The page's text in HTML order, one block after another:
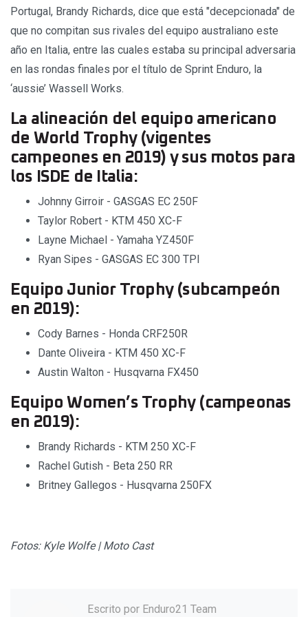
Portugal, Brandy Richards, dice que está "decepcionada" de
que no compitan sus rivales del equipo australiano este
año en Italia, entre las cuales estaba su principal adversaria
en las rondas finales por el título de Sprint Enduro, la
‘aussie’ Wassell Works.
La alineación del equipo americano
de World Trophy (vigentes
campeones en 2019) y sus motos para
los ISDE de Italia:
Johnny Girroir - GASGAS EC 250F
Taylor Robert - KTM 450 XC-F
Layne Michael - Yamaha YZ450F
Ryan Sipes - GASGAS EC 300 TPI
Equipo Junior Trophy (subcampeón
en 2019):
Cody Barnes - Honda CRF250R
Dante Oliveira - KTM 450 XC-F
Austin Walton - Husqvarna FX450
Equipo Women’s Trophy (campeonas
en 2019):
Brandy Richards - KTM 250 XC-F
Rachel Gutish - Beta 250 RR
Britney Gallegos - Husqvarna 250FX
Fotos: Kyle Wolfe | Moto Cast
Escrito por Enduro21 Team